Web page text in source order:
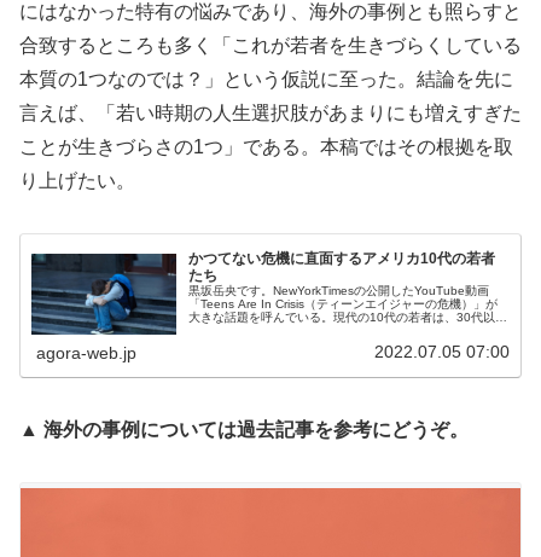
にはなかった特有の悩みであり、海外の事例とも照らすと
合致するところも多く「これが若者を生きづらくしている
本質の1つなのでは？」という仮説に至った。結論を先に
言えば、「若い時期の人生選択肢があまりにも増えすぎた
ことが生きづらさの1つ」である。本稿ではその根拠を取
り上げたい。
かつてない危機に直面するアメリカ10代の若者
たち
黒坂岳央です。NewYorkTimesの公開したYouTube動画
「Teens Are In Crisis（ティーンエイジャーの危機）」が
大きな話題を呼んでいる。現代の10代の若者は、30代以降
agora-web.jp 2022.07.05 07:00
▲ 海外の事例については過去記事を参考にどうぞ。